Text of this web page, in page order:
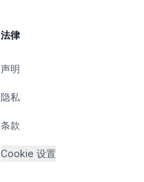
法律
声明
隐私
条款
Cookie 设置